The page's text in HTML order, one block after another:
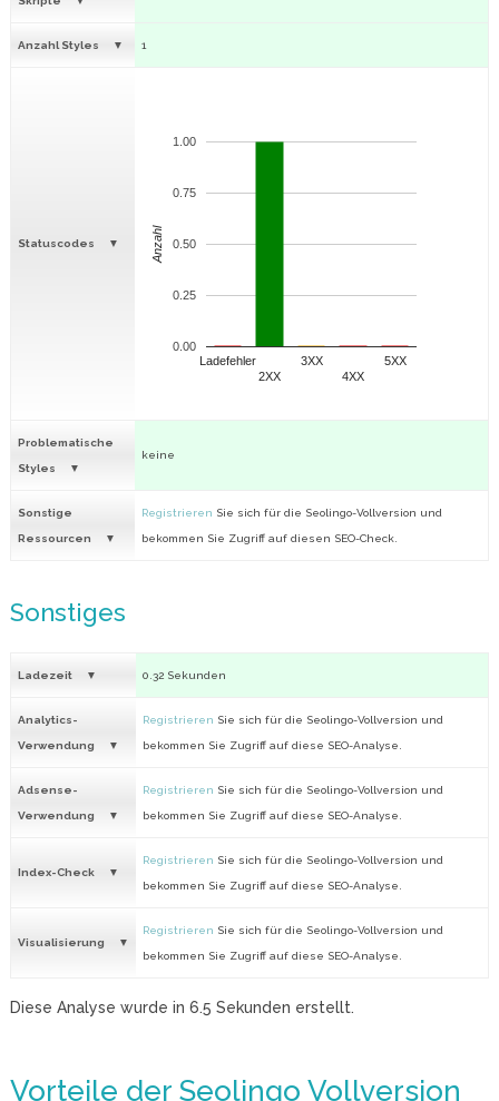
Anzahl Styles 1
Statuscodes
Ladefehler
2XX
3XX
4XX
5XX
0.00
0.25
0.50
0.75
1.00
Anzahl
Problematische
Styles
keine
Sonstige
Ressourcen
Registrieren Sie sich für die Seolingo-Vollversion und
bekommen Sie Zugriff auf diesen SEO-Check.
Sonstiges
Ladezeit 0.32 Sekunden
Analytics-
Verwendung
Registrieren Sie sich für die Seolingo-Vollversion und
bekommen Sie Zugriff auf diese SEO-Analyse.
Adsense-
Verwendung
Registrieren Sie sich für die Seolingo-Vollversion und
bekommen Sie Zugriff auf diese SEO-Analyse.
Index-Check
Registrieren Sie sich für die Seolingo-Vollversion und
bekommen Sie Zugriff auf diese SEO-Analyse.
Visualisierung
Registrieren Sie sich für die Seolingo-Vollversion und
bekommen Sie Zugriff auf diese SEO-Analyse.
Diese Analyse wurde in 6.5 Sekunden erstellt.
Vorteile der Seolingo Vollversion